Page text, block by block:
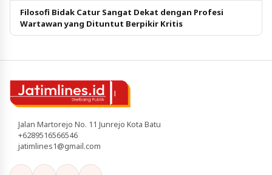
Filosofi Bidak Catur Sangat Dekat dengan Profesi
Wartawan yang Dituntut Berpikir Kritis
Jalan Martorejo No. 11 Junrejo Kota Batu
+6289516566546
jatimlines1@gmail.com